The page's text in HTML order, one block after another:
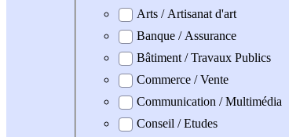
Arts / Artisanat d'art
Banque / Assurance
Bâtiment / Travaux Publics
Commerce / Vente
Communication / Multimédia
Conseil / Etudes